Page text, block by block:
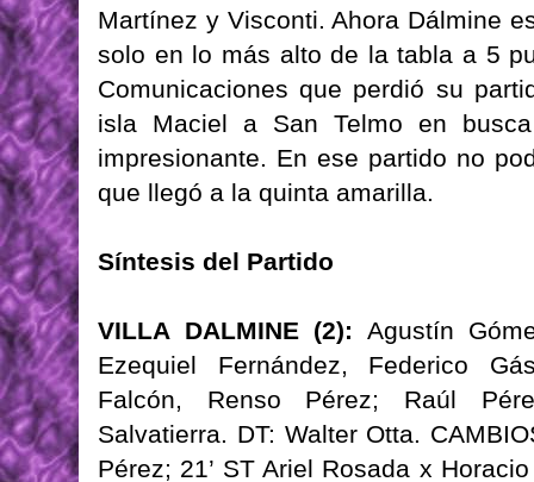
Martínez y Visconti. Ahora Dálmine
solo en lo más alto de la tabla a 5
Comunicaciones que perdió su
isla Maciel a San Telmo en
impresionante. En ese partido no
que llegó a la quinta amarilla.
Síntesis del Partido
VILLA DALMINE (2): Agustín
Ezequiel Fernández, Federico
Falcón, Renso Pérez; Raúl
Salvatierra. DT: Walter Otta.
Pérez; 21’ ST Ariel Rosada x